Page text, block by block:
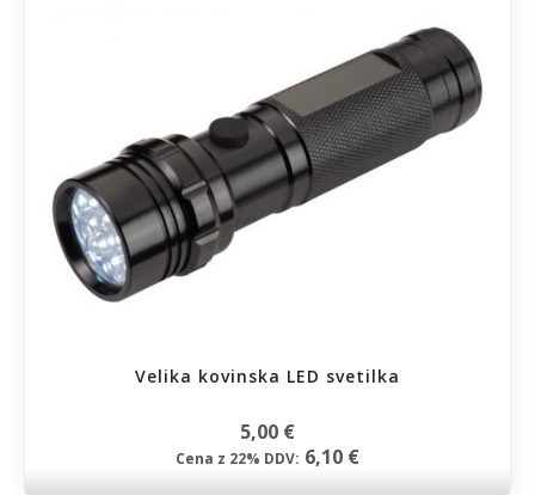
Velika kovinska LED svetilka
5,00 €
Cena z 22% DDV: 6,10 €